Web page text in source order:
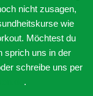
nicht zusagen,
wie
Möchtest du
sprich uns in der
schreibe uns per
.